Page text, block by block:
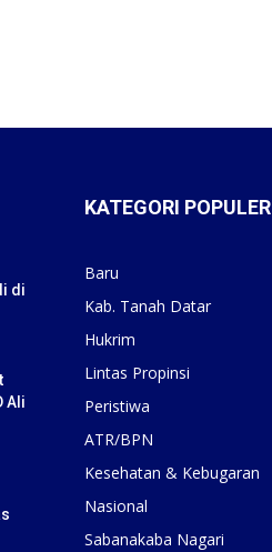
di
Ali
KATEGORI POPULER
Baru
Kab. Tanah Datar
Hukrim
Lintas Propinsi
Peristiwa
ATR/BPN
Kesehatan & Kebugaran
Nasional
Sabanakaba Nagari